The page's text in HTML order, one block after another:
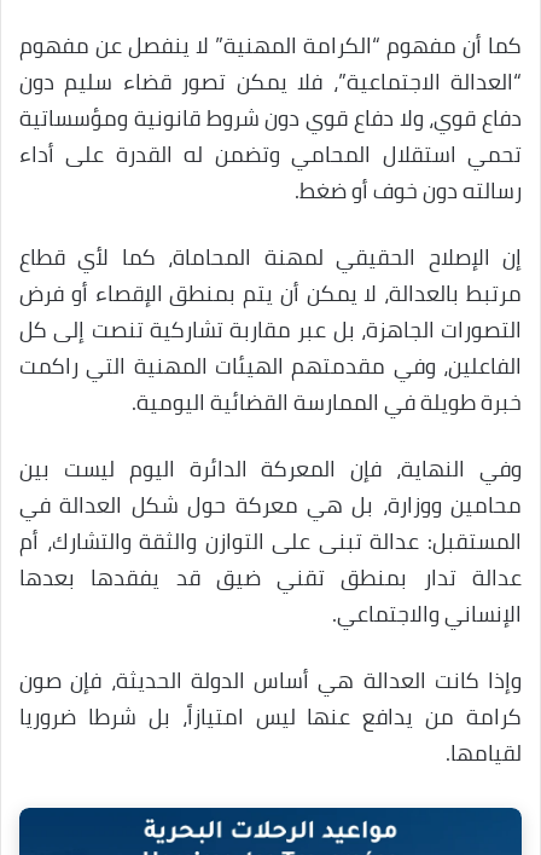
كما أن مفهوم “الكرامة المهنية” لا ينفصل عن مفهوم
“العدالة الاجتماعية”، فلا يمكن تصور قضاء سليم دون
دفاع قوي، ولا دفاع قوي دون شروط قانونية ومؤسساتية
تحمي استقلال المحامي وتضمن له القدرة على أداء
رسالته دون خوف أو ضغط.
إن الإصلاح الحقيقي لمهنة المحاماة، كما لأي قطاع
مرتبط بالعدالة، لا يمكن أن يتم بمنطق الإقصاء أو فرض
التصورات الجاهزة، بل عبر مقاربة تشاركية تنصت إلى كل
الفاعلين، وفي مقدمتهم الهيئات المهنية التي راكمت
خبرة طويلة في الممارسة القضائية اليومية.
وفي النهاية، فإن المعركة الدائرة اليوم ليست بين
محامين ووزارة، بل هي معركة حول شكل العدالة في
المستقبل: عدالة تبنى على التوازن والثقة والتشارك، أم
عدالة تدار بمنطق تقني ضيق قد يفقدها بعدها
الإنساني والاجتماعي.
وإذا كانت العدالة هي أساس الدولة الحديثة، فإن صون
كرامة من يدافع عنها ليس امتيازاً، بل شرطا ضروريا
لقيامها.